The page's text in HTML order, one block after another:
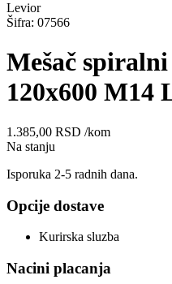
Levior
Šifra: 07566
Mešač
120x600 M14
1.385,00 RSD /kom
Na stanju
Isporuka 2-5 radnih dana.
Opcije dostave
Kurirska sluzba
Nacini placanja